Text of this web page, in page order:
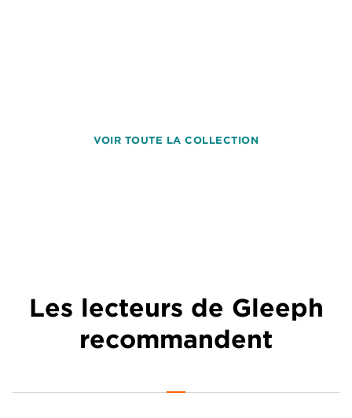
VOIR TOUTE LA COLLECTION
Les lecteurs de Gleeph
recommandent